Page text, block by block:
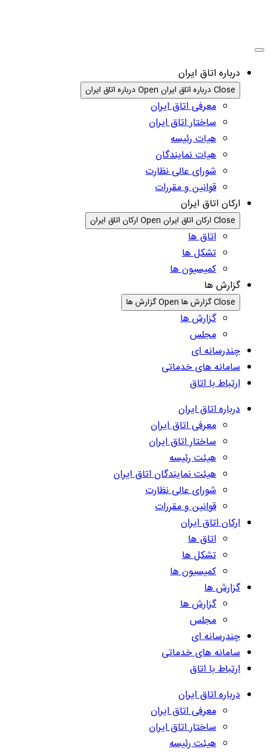
درباره اتاق ایران
Close درباره اتاق ایران Open درباره اتاق ایران
معرفی اتاق ایران
ساختار اتاق ایران
هیات رئیسه
هیات نمایندگان
شورای عالی نظارت
قوانین و مقررات
ارکان اتاق ایران
Close ارکان اتاق ایران Open ارکان اتاق ایران
اتاق ها
تشکل ها
کمیسیون ها
گزارش ها
Close گزارش ها Open گزارش ها
گزارش ها
مجلس
چندرسانه ای
سامانه های خدماتی
ارتباط با اتاق
درباره اتاق ایران
معرفی اتاق ایران
ساختار اتاق ایران
هیئت رئیسه
هیئت نمایندگان اتاق ایران
شورای عالی نظارت
قوانین و مقررات
ارکان اتاق ایران
اتاق ها
تشکل ها
کمیسیون ها
گزارش ها
گزارش ها
مجلس
چندرسانه ای
سامانه های خدماتی
ارتباط با اتاق
درباره اتاق ایران
معرفی اتاق ایران
ساختار اتاق ایران
هیئت رئیسه